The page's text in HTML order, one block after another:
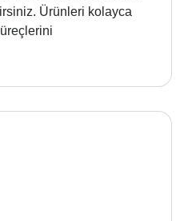
Ürünleri kolayca